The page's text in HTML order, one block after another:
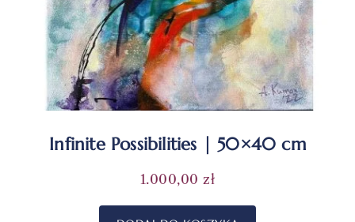
Infinite Possibilities | 50×40 cm
1.000,00zł